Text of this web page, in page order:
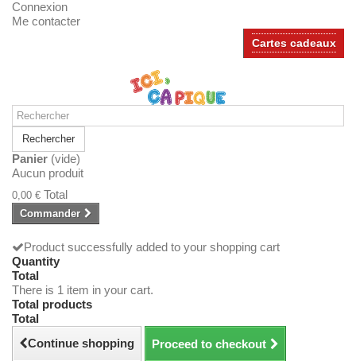
Connexion
Me contacter
Cartes cadeaux
Rechercher
Panier (vide)
Aucun produit
0,00 € Total
Commander
Product successfully added to your shopping cart
Quantity
Total
There is 1 item in your cart.
Total products
Total
Continue shopping
Proceed to checkout